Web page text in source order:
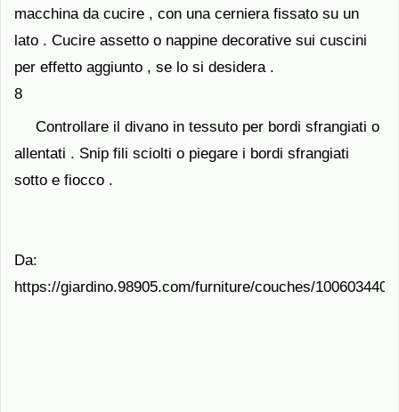
macchina da cucire , con una cerniera fissato su un
lato . Cucire assetto o nappine decorative sui cuscini
per effetto aggiunto , se lo si desidera .
8
Controllare il divano in tessuto per bordi sfrangiati o
allentati . Snip fili sciolti o piegare i bordi sfrangiati
sotto e fiocco .
Da:
https://giardino.98905.com/furniture/couches/